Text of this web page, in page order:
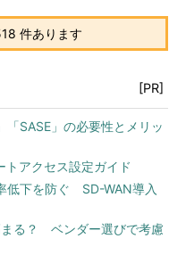
件あります
[PR]
SASE」の必要性とメリッ
アクセス設定ガイド
低下を防ぐ SD-WAN導入
まる？ ベンダー選びで考慮